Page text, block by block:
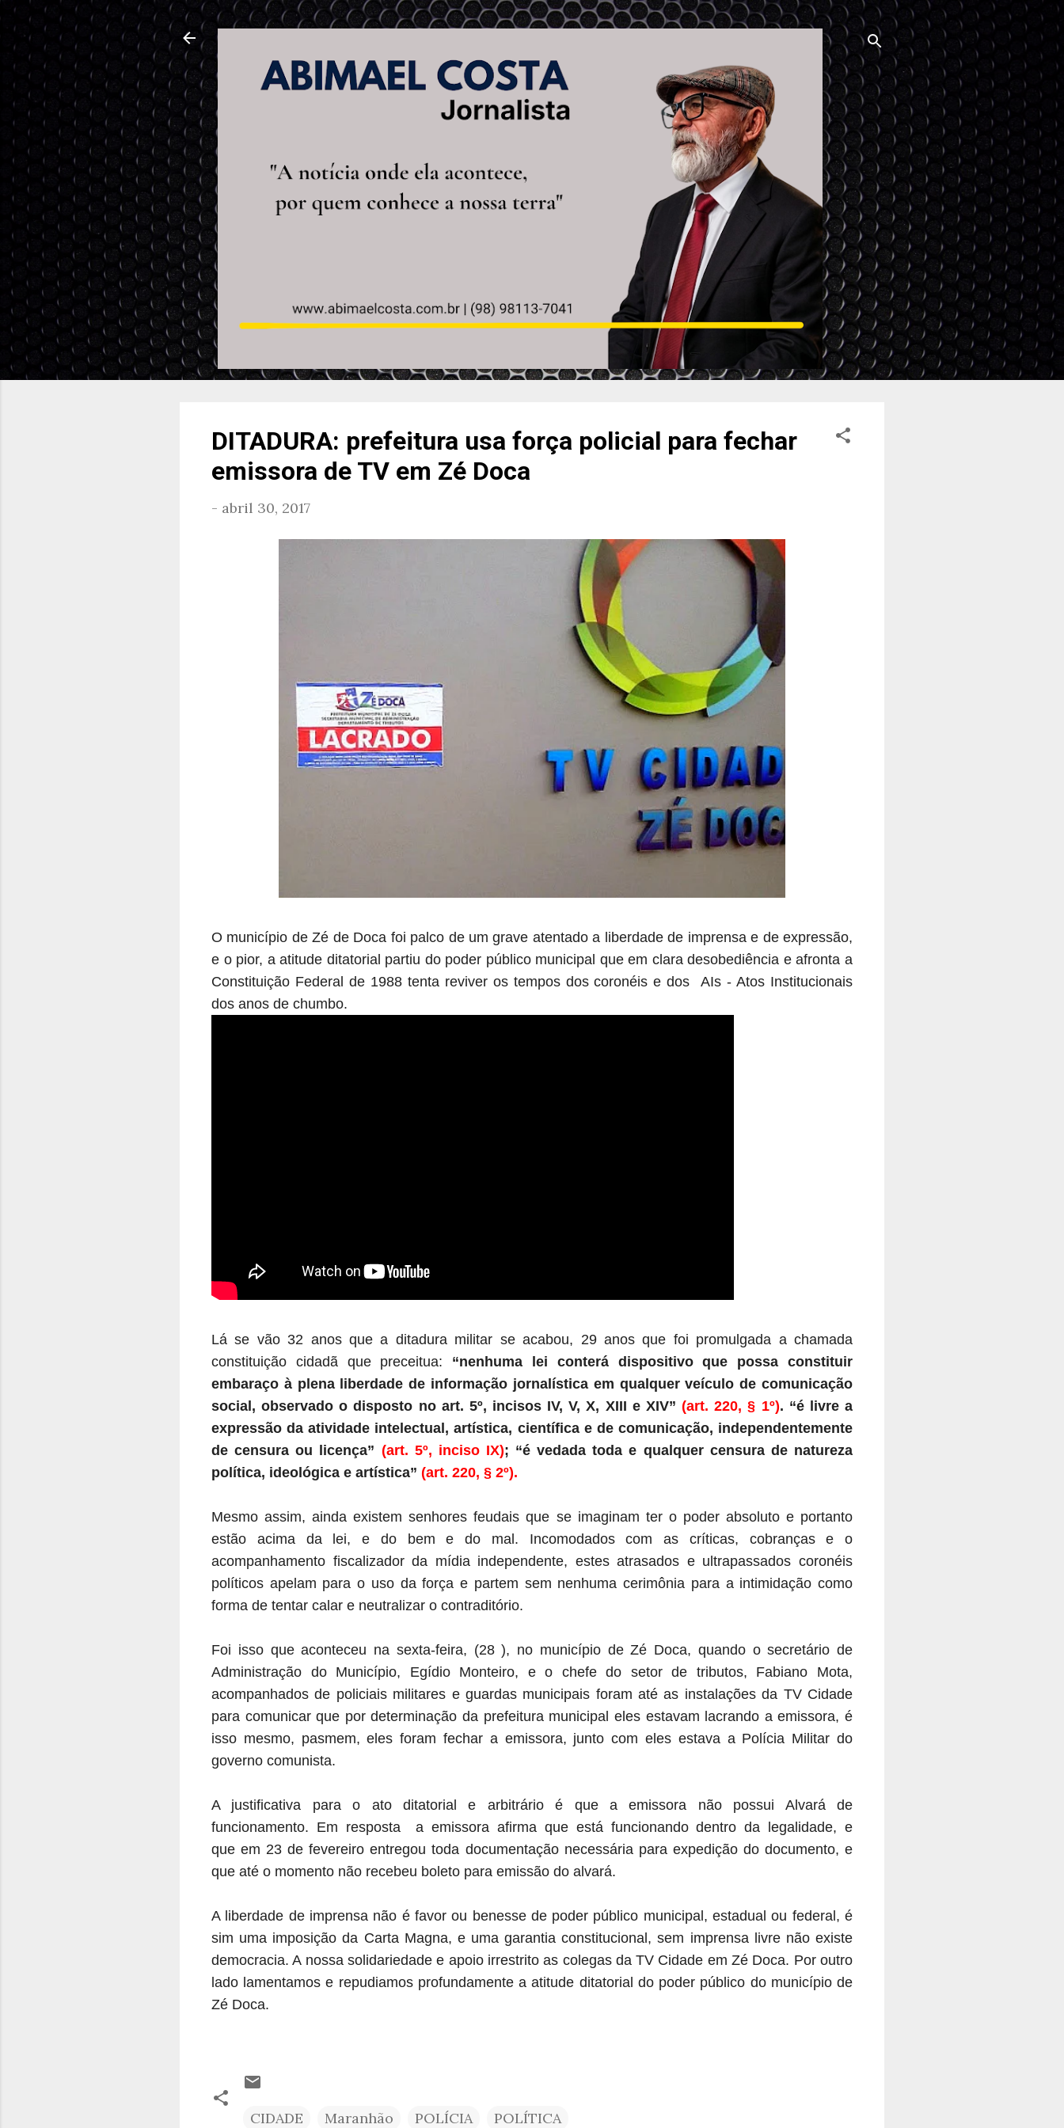
Pular para o conteúdo principal
DITADURA: prefeitura usa força policial para fechar
emissora de TV em Zé Doca
- abril 30, 2017
O município de Zé de Doca foi palco de um grave atentado a liberdade de imprensa e de expressão,
e o pior, a atitude ditatorial partiu do poder público municipal que em clara desobediência e afronta a
Constituição Federal de 1988 tenta reviver os tempos dos coronéis e dos AIs - Atos Institucionais
dos anos de chumbo.
Lá se vão 32 anos que a ditadura militar se acabou, 29 anos que foi promulgada a chamada
constituição cidadã que preceitua: “nenhuma lei conterá dispositivo que possa constituir
embaraço à plena liberdade de informação jornalística em qualquer veículo de comunicação
social, observado o disposto no art. 5º, incisos IV, V, X, XIII e XIV”(art. 220, § 1º). “é livre a
expressão da atividade intelectual, artística, científica e de comunicação, independentemente
de censura ou licença” (art. 5º, inciso IX); “é vedada toda e qualquer censura de natureza
política, ideológica e artística” (art. 220, § 2º).
Mesmo assim, ainda existem senhores feudais que se imaginam ter o poder absoluto e portanto
estão acima da lei, e do bem e do mal. Incomodados com as críticas, cobranças e o
acompanhamento fiscalizador da mídia independente, estes atrasados e ultrapassados coronéis
políticos apelam para o uso da força e partem sem nenhuma cerimônia para a intimidação como
forma de tentar calar e neutralizar o contraditório.
Foi isso que aconteceu na sexta-feira, (28 ), no município de Zé Doca, quando o secretário de
Administração do Município, Egídio Monteiro, e o chefe do setor de tributos, Fabiano Mota,
acompanhados de policiais militares e guardas municipais foram até as instalações da TV Cidade
para comunicar que por determinação da prefeitura municipal eles estavam lacrando a emissora, é
isso mesmo, pasmem, eles foram fechar a emissora, junto com eles estava a Polícia Militar do
governo comunista.
A justificativa para o ato ditatorial e arbitrário é que a emissora não possui Alvará de
funcionamento. Em resposta a emissora afirma que está funcionando dentro da legalidade, e
que em 23 de fevereiro entregou toda documentação necessária para expedição do documento, e
que até o momento não recebeu boleto para emissão do alvará.
A liberdade de imprensa não é favor ou benesse de poder público municipal, estadual ou federal, é
sim uma imposição da Carta Magna, e uma garantia constitucional, sem imprensa livre não existe
democracia. A nossa solidariedade e apoio irrestrito as colegas da TV Cidade em Zé Doca. Por outro
lado lamentamos e repudiamos profundamente a atitude ditatorial do poder público do município de
Zé Doca.
CIDADE Maranhão POLÍCIA POLÍTICA